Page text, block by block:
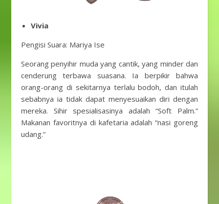
Vivia
Pengisi Suara: Mariya Ise
Seorang penyihir muda yang cantik, yang minder dan
cenderung terbawa suasana. Ia berpikir bahwa
orang-orang di sekitarnya terlalu bodoh, dan itulah
sebabnya ia tidak dapat menyesuaikan diri dengan
mereka. Sihir spesialisasinya adalah “Soft Palm.”
Makanan favoritnya di kafetaria adalah “nasi goreng
udang.”